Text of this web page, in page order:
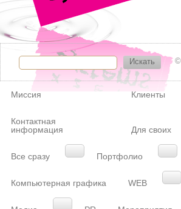
Искать ©
Миссия Клиенты
Контактная
информация
Для своих
Все сразу Портфолио
Компьютерная графика WEB